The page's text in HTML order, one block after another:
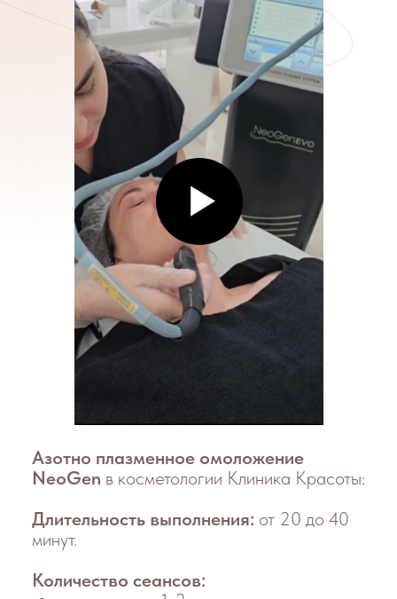
Технология
азотной плазмы
Плазма – это частично
ионизированный газ, который состоит
из большого числа частиц, таких как
ионы и электроны, свободные
радикалы, молекулы, а также
нейтральные атомы. • Плазма является
4-м состоянием материи (твердое
вещество, жидкость, газ, плазма).
Что такоеПлазма
Технология работы
Ионизация происходит, когда на
теряют свои электроны. При
помощи генератора высоких